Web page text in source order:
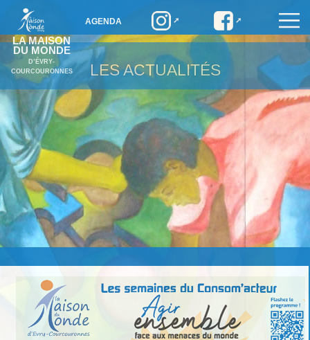
LA MAISON
DU MONDE
D’ÉVRY-
COURCOURONNES
AGENDA
LES ACTUALITÉS